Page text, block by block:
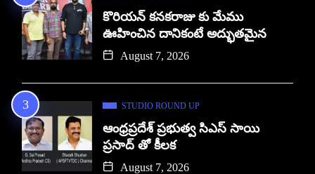
కొరియన్ కనకరాజు కు మేము
ఊహించిన దానికంటే అద్భుతమైన
August 7, 2026
STUDIO ROUND UP
ఆంధ్రప్రదేశ్ ప్రభుత్వ సిఎస్ సాయి
ప్రసాద్ తో కీలక
August 7, 2026